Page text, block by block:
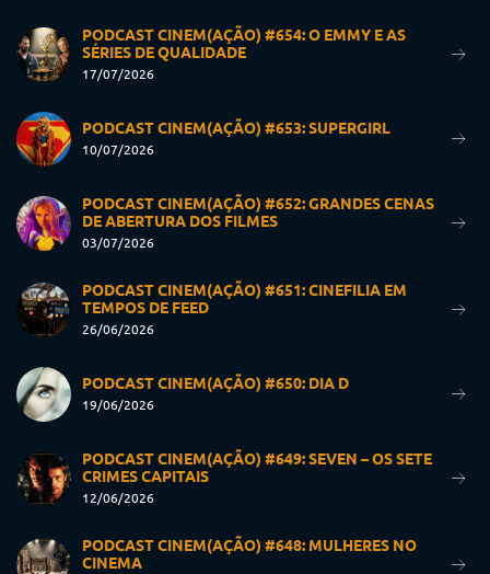
PODCAST CINEM(AÇÃO) #654: O EMMY E AS
SÉRIES DE QUALIDADE
17/07/2026
PODCAST CINEM(AÇÃO) #653: SUPERGIRL
10/07/2026
PODCAST CINEM(AÇÃO) #652: GRANDES CENAS
DE ABERTURA DOS FILMES
03/07/2026
PODCAST CINEM(AÇÃO) #651: CINEFILIA EM
TEMPOS DE FEED
26/06/2026
PODCAST CINEM(AÇÃO) #650: DIA D
19/06/2026
PODCAST CINEM(AÇÃO) #649: SEVEN – OS SETE
CRIMES CAPITAIS
12/06/2026
PODCAST CINEM(AÇÃO) #648: MULHERES NO
CINEMA